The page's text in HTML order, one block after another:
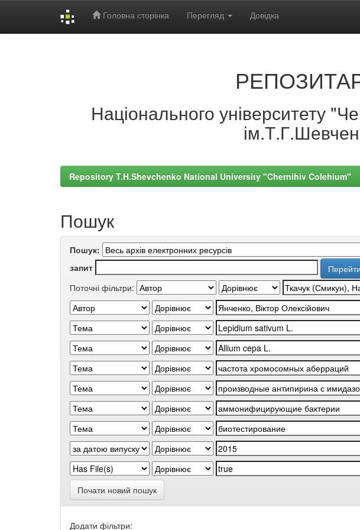
Головна сторінка Перегляд Довідка
Національного університету
Repository T.H.Shevchenko National University "Chernihiv Colehium"
Пошук
Пошук:
запит
Поточні фільтри:
Почати новий пошук
Додати фільтри: